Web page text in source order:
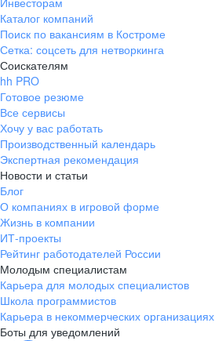
Каталог компаний
Поиск по вакансиям в Костроме
Сетка: соцсеть для нетворкинга
Соискателям
hh PRO
Готовое резюме
Все сервисы
Хочу у вас работать
Производственный календарь
Экспертная рекомендация
Новости и статьи
Блог
О компаниях в игровой форме
Жизнь в компании
ИТ-проекты
Рейтинг работодателей России
Молодым специалистам
Карьера для молодых специалистов
Школа программистов
Карьера в некоммерческих организациях
Боты для уведомлений